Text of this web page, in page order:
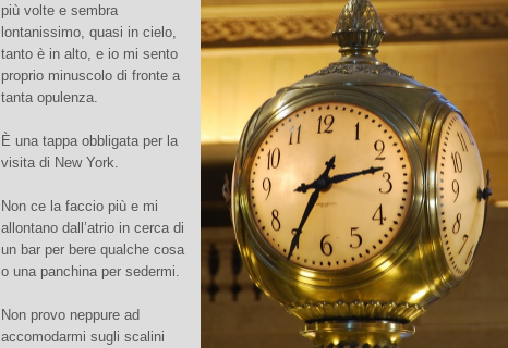
più volte e sembra
lontanissimo, quasi in cielo,
tanto è in alto, e io mi sento
proprio minuscolo di fronte a
tanta opulenza.
È una tappa obbligata per la
visita di New York.
Non ce la faccio più e mi
allontano dall’atrio in cerca di
un bar per bere qualche cosa
o una panchina per sedermi.
Non provo neppure ad
accomodarmi sugli scalini